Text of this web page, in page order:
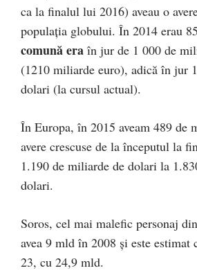
ca la finalul lui 2016) aveau o
populaţia globului. În 2014 erau
comună era în jur de 1 000 de
(1210 miliarde euro), adică în jur
dolari (la cursul actual).
În Europa, în 2015 aveam 489 de
avere crescuse de la începutul la
1.190 de miliarde de dolari la
dolari.
Soros, cel mai malefic personaj
avea 9 mld în 2008 şi este estimat
23, cu 24,9 mld.